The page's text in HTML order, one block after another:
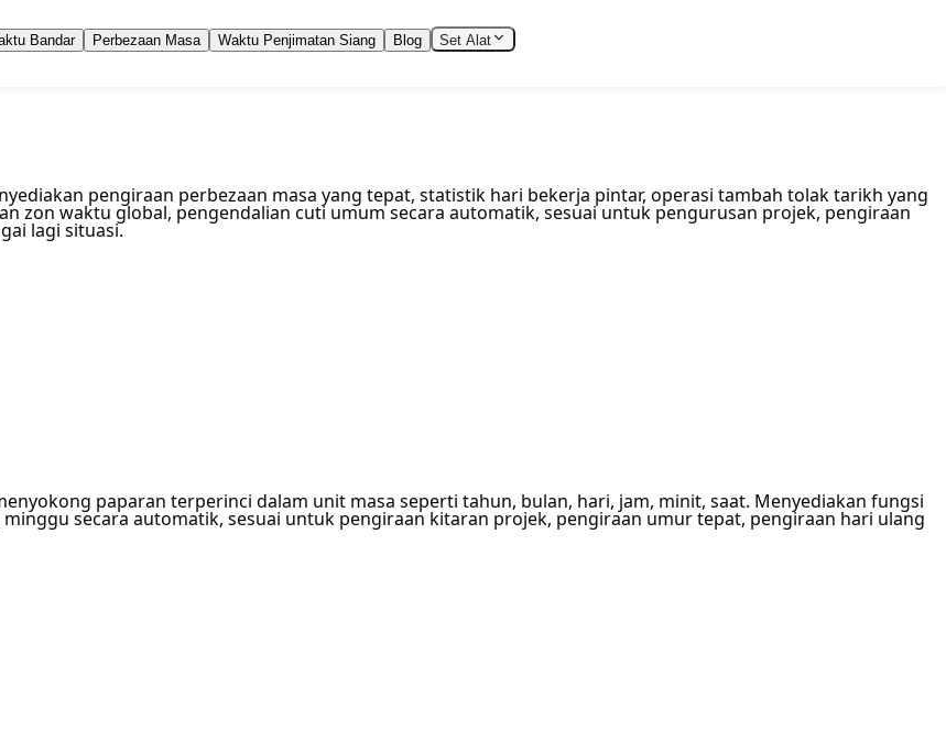
Bandar Perbezaan Masa Waktu Penjimatan Siang Blog
Set Alat
pengiraan perbezaan masa yang tepat, statistik hari bekerja pintar, operasi tambah tolak tarikh yang
zon waktu global, pengendalian cuti umum secara automatik, sesuai untuk pengurusan projek, pengiraan
lagi situasi.
paparan terperinci dalam unit masa seperti tahun, bulan, hari, jam, minit, saat. Menyediakan fungsi
secara automatik, sesuai untuk pengiraan kitaran projek, pengiraan umur tepat, pengiraan hari ulang